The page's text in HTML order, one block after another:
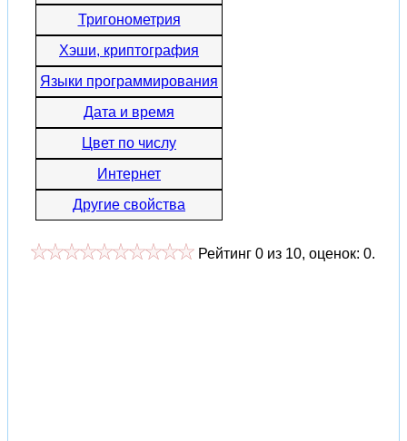
Тригонометрия
Хэши, криптография
Языки программирования
Дата и время
Цвет по числу
Интернет
Другие свойства
Рейтинг 0 из 10, оценок: 0.